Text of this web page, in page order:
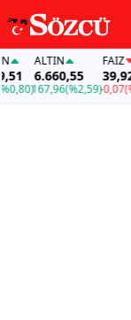
ALTIN
6.660,55
167,96(%2,59)
FAİZ
39,92
-0,07(%-